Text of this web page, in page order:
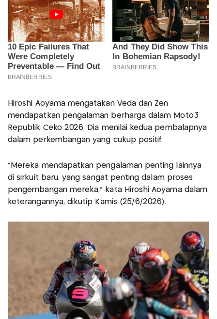
Hiroshi Aoyama mengatakan Veda dan Zen
mendapatkan pengalaman berharga dalam Moto3
Republik Ceko 2026. Dia menilai kedua pembalapnya
dalam perkembangan yang cukup positif.
"Mereka mendapatkan pengalaman penting lainnya
di sirkuit baru, yang sangat penting dalam proses
pengembangan mereka," kata Hiroshi Aoyama dalam
keterangannya, dikutip Kamis (25/6/2026).